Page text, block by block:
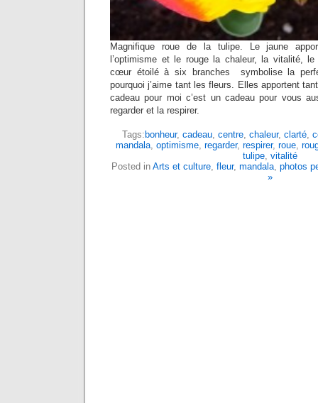
Magnifique roue de la tulipe. Le jaune
l’optimisme et le rouge la chaleur, la vitalité,
cœur étoilé à six branches symbolise la
pourquoi j’aime tant les fleurs. Elles apportent
cadeau pour moi c’est un cadeau pour vous
regarder et la respirer.
Tags: bonheur, cadeau, centre, chaleur, clarté,
mandala optimisme regarder, respirer, roue
tulipe, vitalité
Posted in Arts et culture, fleur, mandala, photos
»